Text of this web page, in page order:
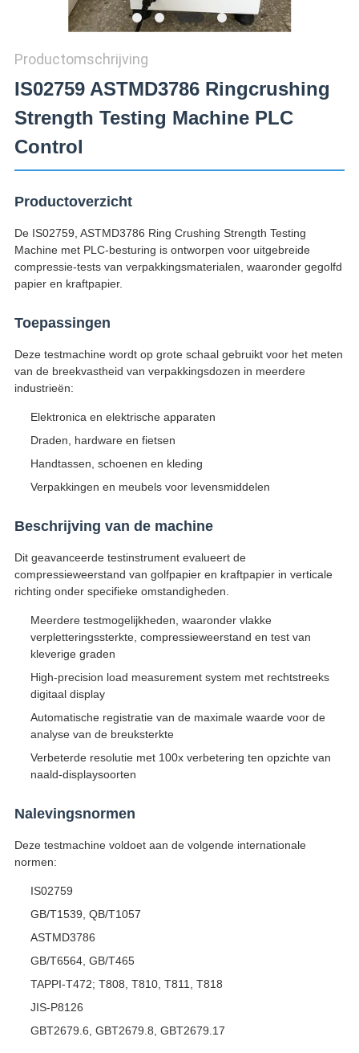
Productomschrijving
IS02759 ASTMD3786 Ringcrushing
Strength Testing Machine PLC
Control
Productoverzicht
De IS02759, ASTMD3786 Ring Crushing Strength Testing
Machine met PLC-besturing is ontworpen voor uitgebreide
compressie-tests van verpakkingsmaterialen, waaronder gegolfd
papier en kraftpapier.
Toepassingen
Deze testmachine wordt op grote schaal gebruikt voor het meten
van de breekvastheid van verpakkingsdozen in meerdere
industrieën:
Elektronica en elektrische apparaten
Draden, hardware en fietsen
Handtassen, schoenen en kleding
Verpakkingen en meubels voor levensmiddelen
Beschrijving van de machine
Dit geavanceerde testinstrument evalueert de
compressieweerstand van golfpapier en kraftpapier in verticale
richting onder specifieke omstandigheden.
Meerdere testmogelijkheden, waaronder vlakke
verpletteringssterkte, compressieweerstand en test van
kleverige graden
High-precision load measurement system met rechtstreeks
digitaal display
Automatische registratie van de maximale waarde voor de
analyse van de breuksterkte
Verbeterde resolutie met 100x verbetering ten opzichte van
naald-displaysoorten
Nalevingsnormen
Deze testmachine voldoet aan de volgende internationale
normen:
IS02759
GB/T1539, QB/T1057
ASTMD3786
GB/T6564, GB/T465
TAPPI-T472; T808, T810, T811, T818
JIS-P8126
GBT2679.6, GBT2679.8, GBT2679.17